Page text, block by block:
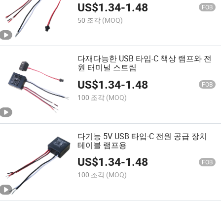
립 전원 공급 ODM OEM
US$1.34-1.48 FOB
50 조각 (MOQ)
다재다능한 USB 타입-C 책상 램프와 전
원 터미널 스트립
US$1.34-1.48 FOB
100 조각 (MOQ)
다기능 5V USB 타입-C 전원 공급 장치
테이블 램프용
US$1.34-1.48 FOB
100 조각 (MOQ)